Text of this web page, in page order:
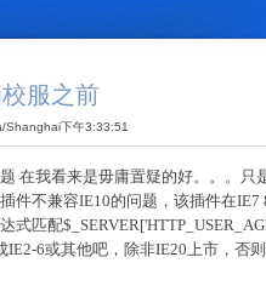
服之前
Shanghai下午3:33:51
在我看来是毋庸置疑的好。。。只
件不兼容IE10的问题，该插件在
式匹配
IE2-6或其他吧，除非IE20上市，否